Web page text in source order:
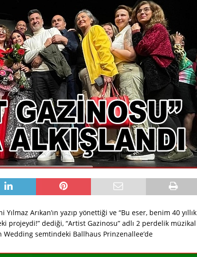
Arıkan’ın yazıp yönettiği ve “Bu eser, benim 40 yıllık
projeydi!” dediği, “Artist Gazinosu” adlı 2 perdelik müzikal
semtindeki Ballhaus Prinzenallee’de